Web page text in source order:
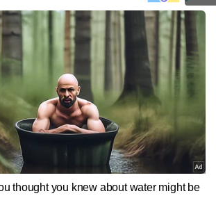
हम जैसे कलाकार बहुत बेवकूफ होते हैं जिन्हें
है। तो जो भौंक रहे हैं कुत्ते, उन्हें भौंकने दो।
को दोगे तो भला होगा।"
Television